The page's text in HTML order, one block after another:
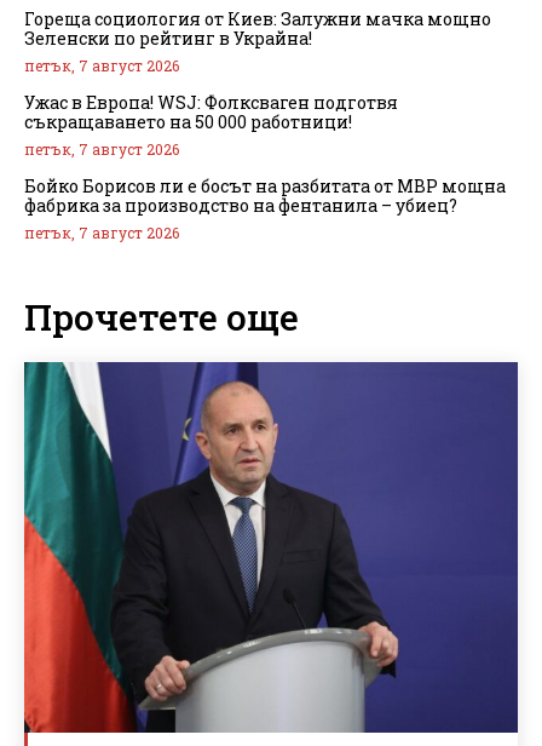
Гореща социология от Киев: Залужни мачка мощно
Зеленски по рейтинг в Украйна!
петък, 7 август 2026
Ужас в Европа! WSJ: Фолксваген подготвя
съкращаването на 50 000 работници!
петък, 7 август 2026
Бойко Борисов ли е босът на разбитата от МВР мощна
фабрика за производство на фентанила – убиец?
петък, 7 август 2026
Прочетете още